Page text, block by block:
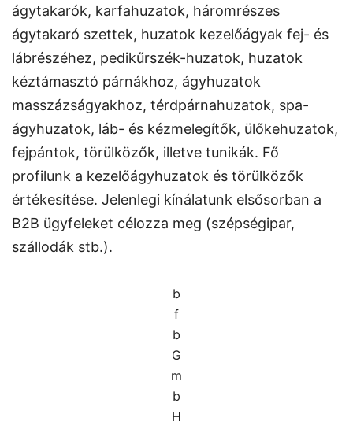
ágytakarók, karfahuzatok, háromrészes
ágytakaró szettek, huzatok kezelőágyak fej- és
lábrészéhez, pedikűrszék-huzatok, huzatok
kéztámasztó párnákhoz, ágyhuzatok
masszázságyakhoz, térdpárnahuzatok, spa-
ágyhuzatok, láb- és kézmelegítők, ülőkehuzatok,
fejpántok, törülközők, illetve tunikák. Fő
profilunk a kezelőágyhuzatok és törülközők
értékesítése. Jelenlegi kínálatunk elsősorban a
B2B ügyfeleket célozza meg (szépségipar,
szállodák stb.).
b
f
b
G
m
b
H